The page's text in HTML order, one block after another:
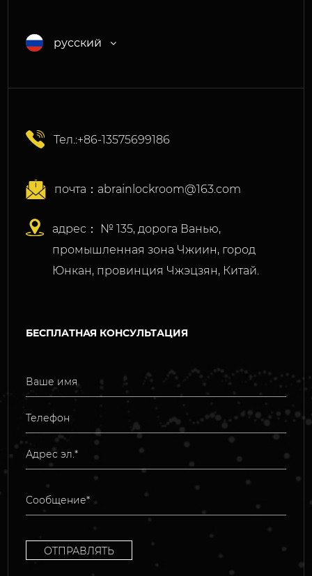
русский
Тел.:+86-13575699186
почта： abrainlockroom@163.com
адрес： № 135, дорога Ванью,
промышленная зона Чжиин, город
Юнкан, провинция Чжэцзян, Китай.
БЕСПЛАТНАЯ КОНСУЛЬТАЦИЯ